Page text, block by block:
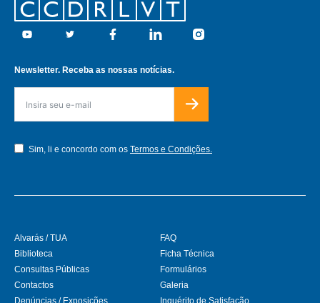
Footer
Youtube Twitter Facebook Linkedin Instagram
Newsletter. Receba as nossas notícias.
Sim, li e concordo com os Termos e Condições.
Alvarás / TUA
Biblioteca
Consultas Públicas
Contactos
Denúncias / Exposições
FAQ
Ficha Técnica
Formulários
Galeria
Inquérito de Satisfação